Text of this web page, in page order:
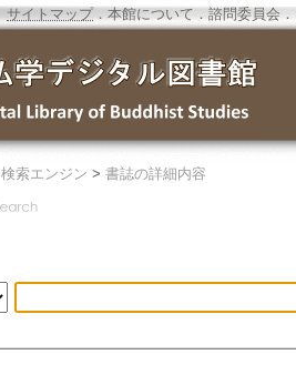
サイトマップ．本館について ． 諮問委員会 ．
検索エンジン > 書誌の詳細内容